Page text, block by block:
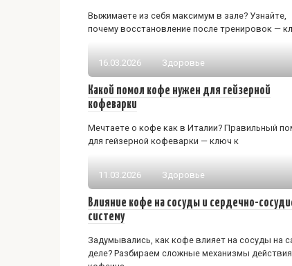
Выжимаете из себя максимум в зале? Узнайте,
почему восстановление после тренировок —
16.03.2026 Здоровье
Какой помол кофе нужен для гейзерной
кофеварки
Мечтаете о кофе как в Италии? Правильный
для гейзерной кофеварки — ключ к
11.03.2026 Здоровье
Влияние кофе на сосуды и сердечно-
систему
Задумывались, как кофе влияет на сосуды на
деле? Разбираем сложные механизмы действия